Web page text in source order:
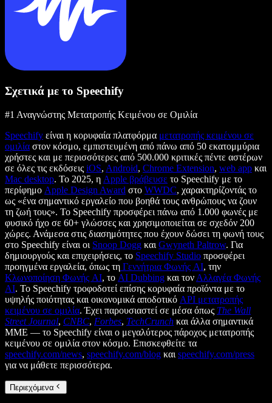
Σχετικά με το Speechify
#1 Αναγνώστης Μετατροπής Κειμένου σε Ομιλία
Speechify είναι η κορυφαία πλατφόρμα μετατροπής κειμένου σε
ομιλία στον κόσμο, εμπιστευμένη από πάνω από 50 εκατομμύρια
χρήστες και με περισσότερες από 500.000 κριτικές πέντε αστέρων
σε όλες τις εκδόσεις iOS, Android, Chrome Extension, web app και
Mac desktop. Το 2025, η Apple βράβευσε το Speechify με το
περίφημο Apple Design Award στο WWDC, χαρακτηρίζοντάς το
ως «ένα σημαντικό εργαλείο που βοηθά τους ανθρώπους να ζουν
τη ζωή τους». Το Speechify προσφέρει πάνω από 1.000 φωνές με
φυσικό ήχο σε 60+ γλώσσες και χρησιμοποιείται σε σχεδόν 200
χώρες. Ανάμεσα στις διασημότητες που έχουν δώσει τη φωνή τους
στο Speechify είναι οι Snoop Dogg και Gwyneth Paltrow. Για
δημιουργούς και επιχειρήσεις, το Speechify Studio προσφέρει
προηγμένα εργαλεία, όπως τη Γεννήτρια Φωνής AI, την
Κλωνοποίηση Φωνής AI, το AI Dubbing και τον Αλλαγέα Φωνής
AI. Το Speechify τροφοδοτεί επίσης κορυφαία προϊόντα με το
υψηλής ποιότητας και οικονομικά αποδοτικό API μετατροπής
κειμένου σε ομιλία. Έχει παρουσιαστεί σε μέσα όπως The Wall
Street Journal, CNBC, Forbes, TechCrunch και άλλα σημαντικά
ΜΜΕ — το Speechify είναι ο μεγαλύτερος πάροχος μετατροπής
κειμένου σε ομιλία στον κόσμο. Επισκεφθείτε τα
speechify.com/news, speechify.com/blog και speechify.com/press
για να μάθετε περισσότερα.
Περιεχόμενα